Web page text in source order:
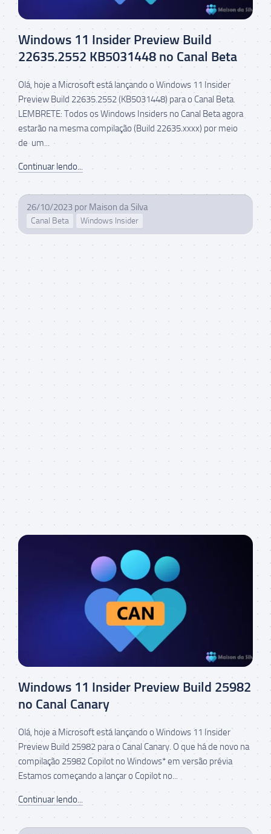
Windows 11 Insider Preview Build
22635.2552 KB5031448 no Canal Beta
Olá, hoje a Microsoft está lançando o Windows 11 Insider
Preview Build 22635.2552 (KB5031448) para o Canal Beta.
LEMBRETE: Todos os Windows Insiders no Canal Beta agora
estarão na mesma compilação (Build 22635.xxxx) por meio
de um...
Continuar lendo...
26/10/2023 por Maison da Silva
Canal Beta Windows Insider
Windows 11 Insider Preview Build 25982
no Canal Canary
Olá, hoje a Microsoft está lançando o Windows 11 Insider
Preview Build 25982 para o Canal Canary. O que há de novo na
compilação 25982 Copilot no Windows* em versão prévia
Estamos começando a lançar o Copilot no...
Continuar lendo...